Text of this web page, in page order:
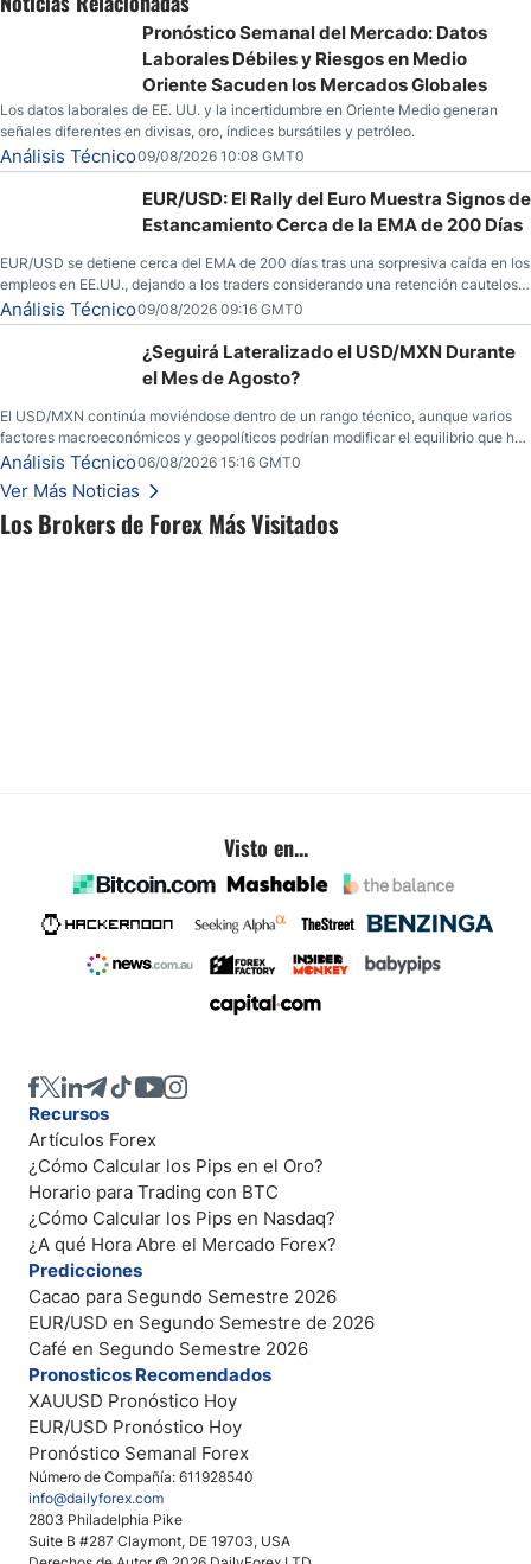
Los Brokers de Forex Más Visitados
Pronóstico Semanal del Mercado: Datos
Laborales Débiles y Riesgos en Medio
Oriente Sacuden los Mercados Globales
Los datos laborales de EE. UU. y la incertidumbre en Oriente Medio generan
señales diferentes en divisas, oro, índices bursátiles y petróleo.
Análisis Técnico09/08/2026 10:08 GMT0
EUR/USD: El Rally del Euro Muestra Signos de
Estancamiento Cerca de la EMA de 200 Días
EUR/USD se detiene cerca del EMA de 200 días tras una sorpresiva caída en los
empleos en EE.UU., dejando a los traders considerando una retención cautelosa
ante un fin de semana incierto.
Análisis Técnico09/08/2026 09:16 GMT0
¿Seguirá Lateralizado el USD/MXN Durante
el Mes de Agosto?
El USD/MXN continúa moviéndose dentro de un rango técnico, aunque varios
factores macroeconómicos y geopolíticos podrían modificar el equilibrio que ha
dominado al mercado en las últimas semanas.
Análisis Técnico06/08/2026 15:16 GMT0
Ver Más Noticias
Visto en...
Número de Compañía: 611928540
info@dailyforex.com
2803 Philadelphia Pike
Suite B #287 Claymont, DE 19703, USA
Recursos
Artículos Forex
¿Cómo Calcular los Pips en el Oro?
Horario para Trading con BTC
¿Cómo Calcular los Pips en Nasdaq?
¿A qué Hora Abre el Mercado Forex?
Predicciones
Cacao para Segundo Semestre 2026
EUR/USD en Segundo Semestre de 2026
Café en Segundo Semestre 2026
Pronosticos Recomendados
XAUUSD Pronóstico Hoy
EUR/USD Pronóstico Hoy
Pronóstico Semanal Forex